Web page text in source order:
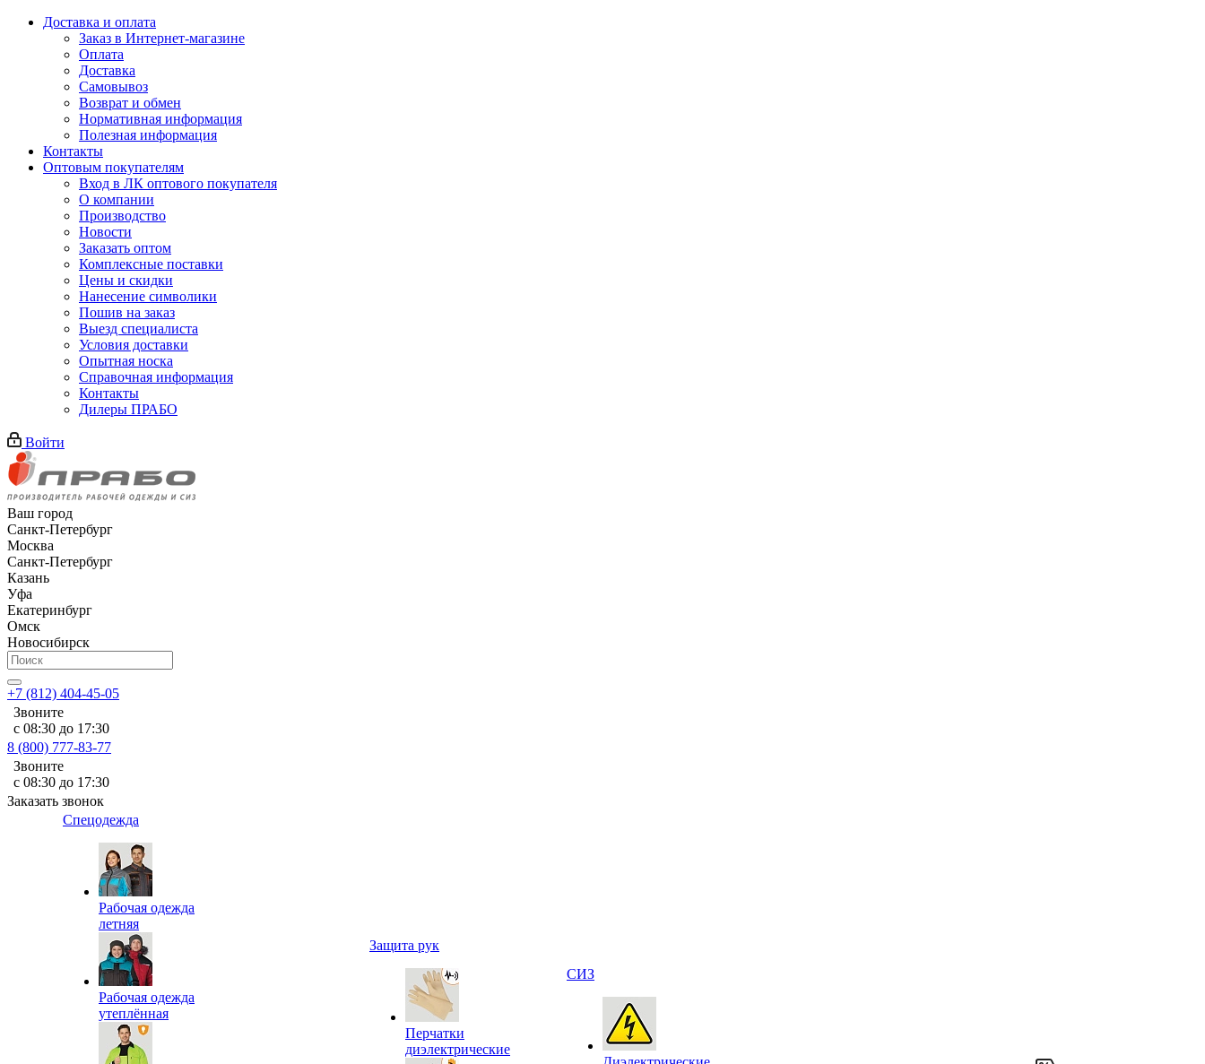
Доставка и оплата
Заказ в Интернет-магазине
Оплата
Доставка
Самовывоз
Возврат и обмен
Нормативная информация
Полезная информация
Контакты
Оптовым покупателям
Вход в ЛК оптового покупателя
О компании
Производство
Новости
Заказать оптом
Комплексные поставки
Цены и скидки
Нанесение символики
Пошив на заказ
Выезд специалиста
Условия доставки
Опытная носка
Справочная информация
Контакты
Дилеры ПРАБО
Войти
Ваш город
Санкт-Петербург
Москва
Санкт-Петербург
Казань
Уфа
Екатеринбург
Омск
Новосибирск
+7 (812) 404-45-05
Звоните
с 08:30 до 17:30
8 (800) 777-83-77
Звоните
с 08:30 до 17:30
Заказать звонок
Спецодежда
Рабочая одежда
летняя
Рабочая одежда
утеплённая
Защита рук
Перчатки
диэлектрические
СИЗ